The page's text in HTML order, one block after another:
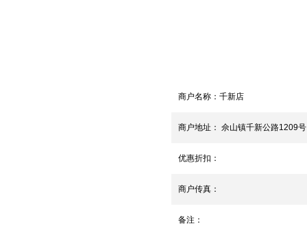
商户名称： 千新店
商户地址： 佘山镇千新公路1209号
优惠折扣：
商户传真：
备注：